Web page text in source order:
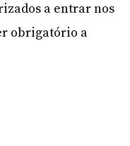
a entrar nos
obrigatório a